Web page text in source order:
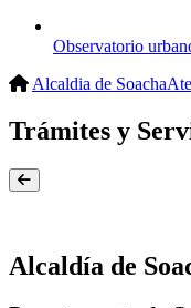
Observatorio
Alcaldia de Soacha
Trámites y
Alcaldía de